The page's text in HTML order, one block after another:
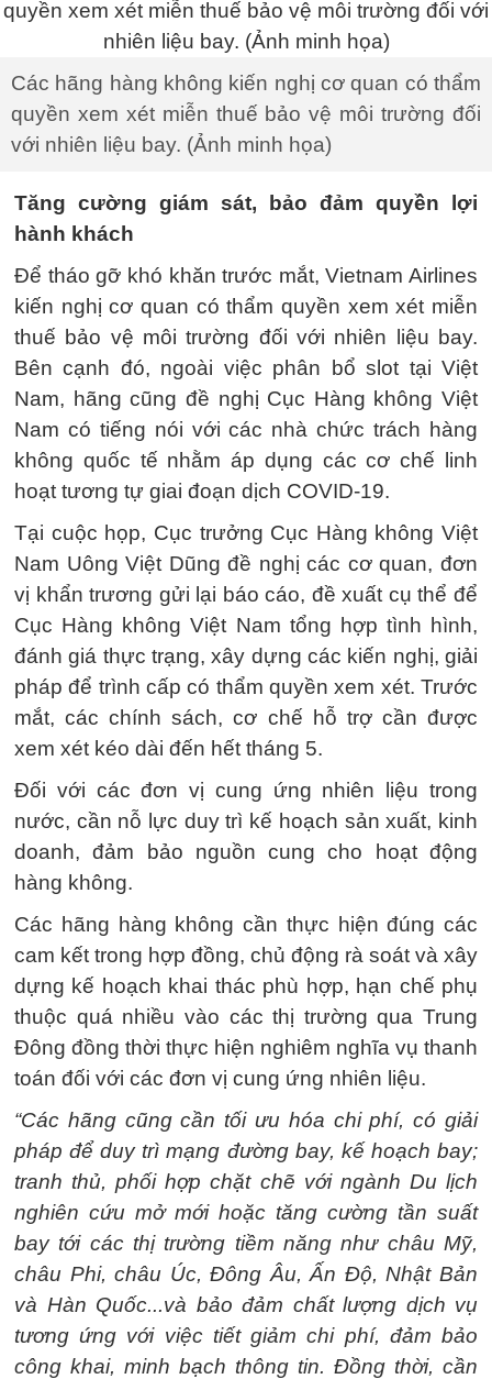
Các hãng hàng không kiến nghị cơ quan có thẩm
quyền xem xét miễn thuế bảo vệ môi trường đối
với nhiên liệu bay. (Ảnh minh họa)
Tăng cường giám sát, bảo đảm quyền lợi
hành khách
Để tháo gỡ khó khăn trước mắt, Vietnam Airlines
kiến nghị cơ quan có thẩm quyền xem xét miễn
thuế bảo vệ môi trường đối với nhiên liệu bay.
Bên cạnh đó, ngoài việc phân bổ slot tại Việt
Nam, hãng cũng đề nghị Cục Hàng không Việt
Nam có tiếng nói với các nhà chức trách hàng
không quốc tế nhằm áp dụng các cơ chế linh
hoạt tương tự giai đoạn dịch COVID-19.
Tại cuộc họp, Cục trưởng Cục Hàng không Việt
Nam Uông Việt Dũng đề nghị các cơ quan, đơn
vị khẩn trương gửi lại báo cáo, đề xuất cụ thể để
Cục Hàng không Việt Nam tổng hợp tình hình,
đánh giá thực trạng, xây dựng các kiến nghị, giải
pháp để trình cấp có thẩm quyền xem xét. Trước
mắt, các chính sách, cơ chế hỗ trợ cần được
xem xét kéo dài đến hết tháng 5.
Đối với các đơn vị cung ứng nhiên liệu trong
nước, cần nỗ lực duy trì kế hoạch sản xuất, kinh
doanh, đảm bảo nguồn cung cho hoạt động
hàng không.
Các hãng hàng không cần thực hiện đúng các
cam kết trong hợp đồng, chủ động rà soát và xây
dựng kế hoạch khai thác phù hợp, hạn chế phụ
thuộc quá nhiều vào các thị trường qua Trung
Đông đồng thời thực hiện nghiêm nghĩa vụ thanh
toán đối với các đơn vị cung ứng nhiên liệu.
“Các hãng cũng cần tối ưu hóa chi phí, có giải
pháp để duy trì mạng đường bay, kế hoạch bay;
tranh thủ, phối hợp chặt chẽ với ngành Du lịch
nghiên cứu mở mới hoặc tăng cường tần suất
bay tới các thị trường tiềm năng như châu Mỹ,
châu Phi, châu Úc, Đông Âu, Ấn Độ, Nhật Bản
và Hàn Quốc...và bảo đảm chất lượng dịch vụ
tương ứng với việc tiết giảm chi phí, đảm bảo
công khai, minh bạch thông tin. Đồng thời, cần